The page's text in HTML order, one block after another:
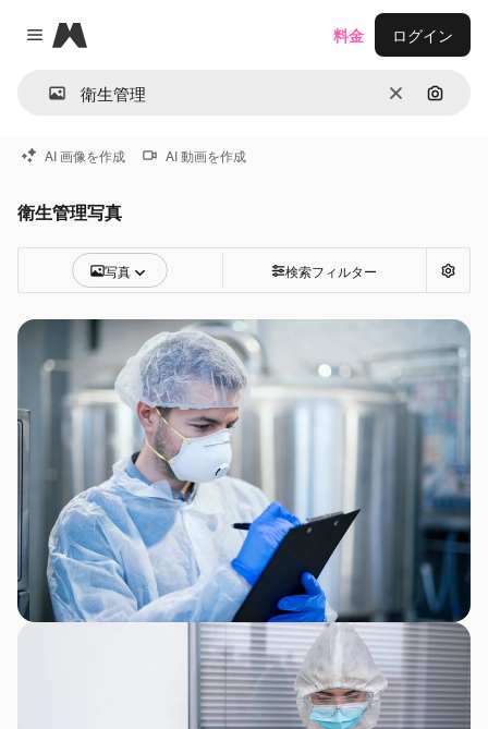
Close menu
Magnific
消去 画像で
料金 ログイン
AI 画像を作成 AI 動画を作成
衛生管理写真
写真 検索フィルター